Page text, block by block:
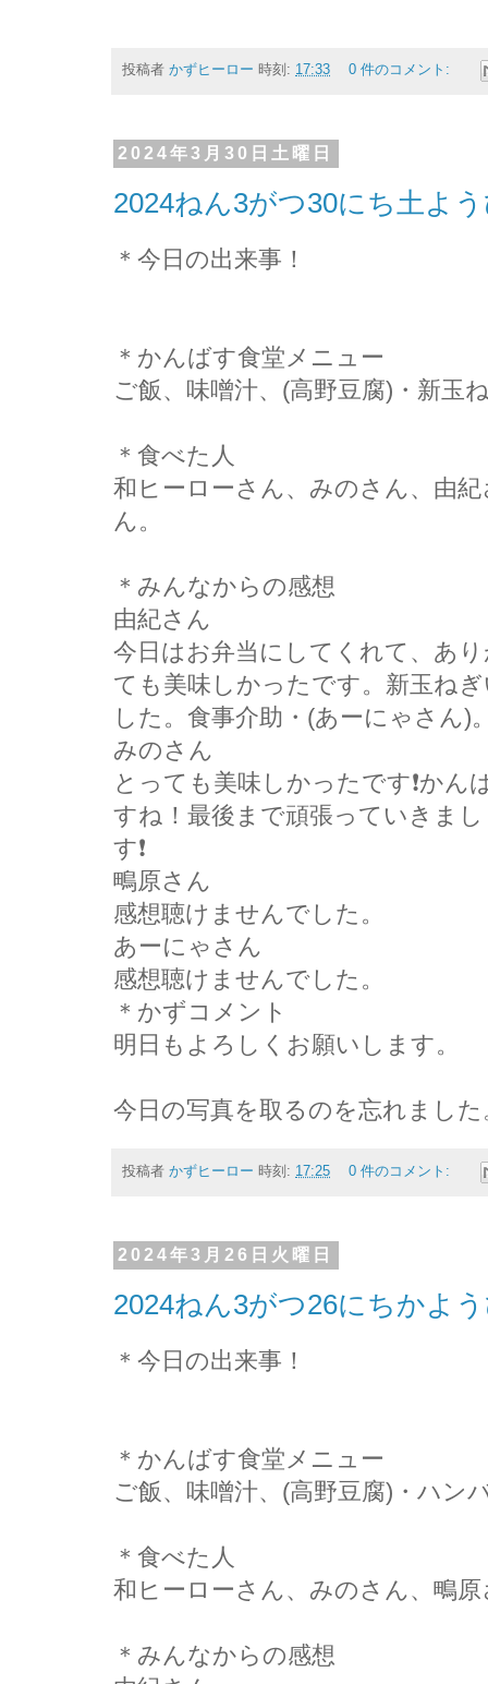
投稿者 かずヒーロー 時刻: 17:33 0 件のコメント:
2024年3月30日土曜日
2024ねん3がつ30にち土よ
＊今日の出来事！
＊かんばす食堂メニュー
ご飯、味噌汁、(高野豆腐)・新玉
＊食べた人
和ヒーローさん、みのさん、由
ん。
＊みんなからの感想
由紀さん
今日はお弁当にしてくれて、あ
ても美味しかったです。新玉ね
した。食事介助・(あーにゃさん)
みのさん
とっても美味しかったです❗か
すね！最後まで頑張っていきま
す❗
鴫原さん
感想聴けませんでした。
あーにゃさん
感想聴けませんでした。
＊かずコメント
明日もよろしくお願いします。
今日の写真を取るのを忘れました
投稿者 かずヒーロー 時刻: 17:25 0 件のコメント:
2024年3月26日火曜日
2024ねん3がつ26にちかよ
＊今日の出来事！
＊かんばす食堂メニュー
ご飯、味噌汁、(高野豆腐)・ハン
＊食べた人
和ヒーローさん、みのさん、鴫
＊みんなからの感想